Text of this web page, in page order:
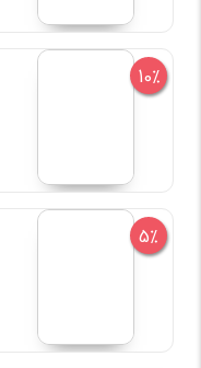
10%
5%